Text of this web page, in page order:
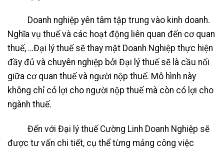
Doanh nghiệp yên tâm tập trung vào kinh doanh.
Nghĩa vụ thuế và các hoạt động liên quan đến cơ quan
thuế, …Đại lý thuế sẽ thay mặt Doanh Nghiệp thực hiện
đầy đủ và chuyên nghiệp bởi Đại lý thuế sẽ là cầu nối
giữa cơ quan thuế và người nộp thuế. Mô hình này
không chỉ có lợi cho người nộp thuế mà còn có lợi cho
ngành thuế.
Đến với Đại lý thuế Cường Linh Doanh Nghiệp sẽ
được tư vấn chi tiết, cụ thể từng mảng công việc